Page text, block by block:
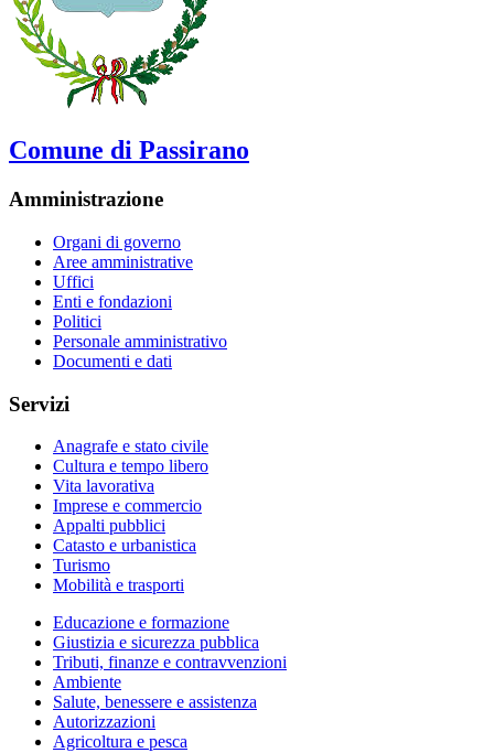
Comune di Passirano
Amministrazione
Organi di governo
Aree amministrative
Uffici
Enti e fondazioni
Politici
Personale amministrativo
Documenti e dati
Servizi
Anagrafe e stato civile
Cultura e tempo libero
Vita lavorativa
Imprese e commercio
Appalti pubblici
Catasto e urbanistica
Turismo
Mobilità e trasporti
Educazione e formazione
Giustizia e sicurezza pubblica
Tributi, finanze e contravvenzioni
Ambiente
Salute, benessere e assistenza
Autorizzazioni
Agricoltura e pesca